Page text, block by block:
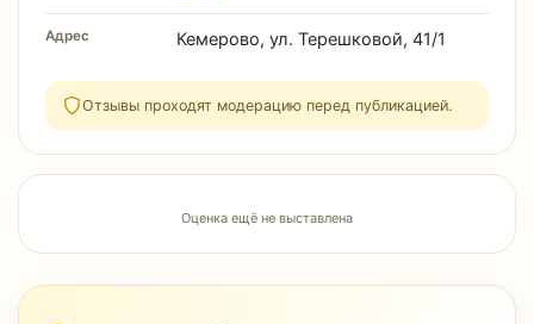
Адрес Кемерово, ул. Терешковой, 41/1
Отзывы проходят модерацию перед публикацией.
Оценка ещё не выставлена